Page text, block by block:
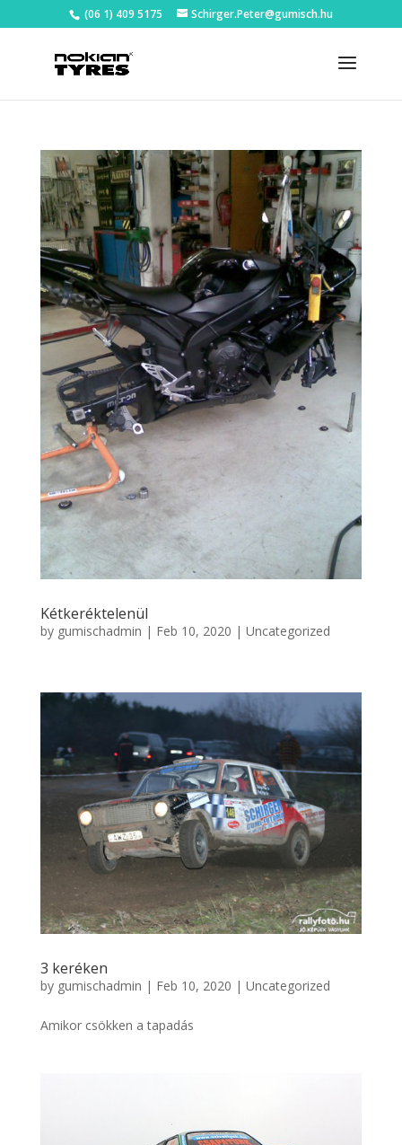
(06 1) 409 5175 Schirger.Peter@gumisch.hu
Kétkeréktelenül
by gumischadmin | Feb 10, 2020 | Uncategorized
3 keréken
by gumischadmin | Feb 10, 2020 | Uncategorized
Amikor csökken a tapadás